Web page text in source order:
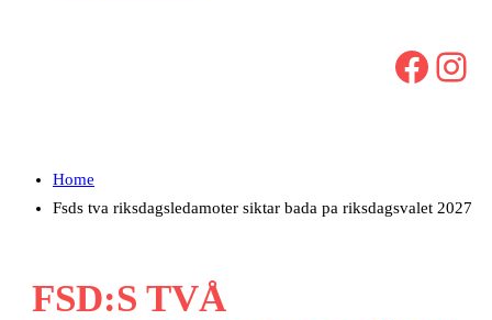
Facebook Instagram
Home
Fsds tva riksdagsledamoter siktar bada pa riksdagsvalet 2027
FSD:S TVÅ